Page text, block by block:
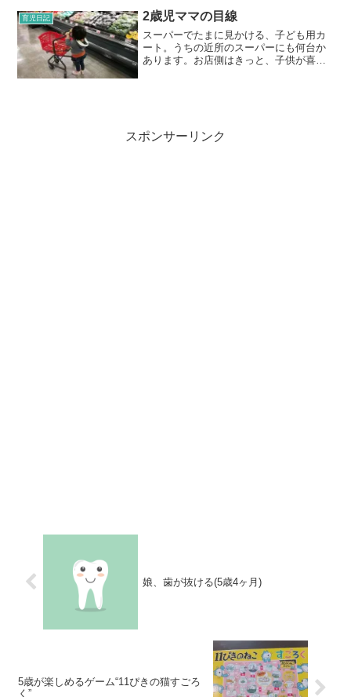
弟だけと書きましたが、あ...
育児日記 2歳児ママの目線
スーパーでたまに見かける、子ども用カ
ート。うちの近所のスーパーにも何台か
あります。お店側はきっと、子供が喜ぶ
スポンサーリンク
娘、歯が抜ける(5歳4ヶ月)
5歳が楽しめるゲーム“11ぴきの猫すごろ
く”